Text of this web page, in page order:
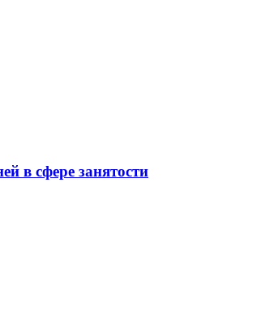
в сфере занятости